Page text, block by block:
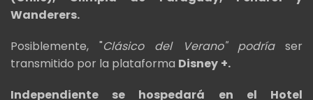
Wanderers.
Posiblemente, "Clásico del Verano" podríaser
transmitido por la plataforma Disney +.
Independiente se hospedará en el Hotel